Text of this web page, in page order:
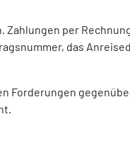
per
das